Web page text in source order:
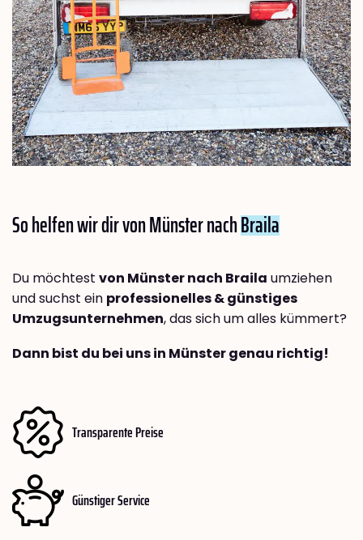
So helfen wir dir von Münster nachBraila
Du möchtest von Münster nach Braila umziehen
und suchst ein professionelles & günstiges
Umzugsunternehmen, das sich um alles kümmert?
Dann bist du bei uns in Münster genau richtig!
Transparente Preise
Günstiger Service